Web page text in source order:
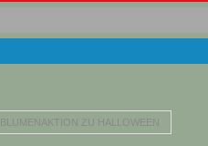
BLUMENAKTION ZU HALLOWEEN